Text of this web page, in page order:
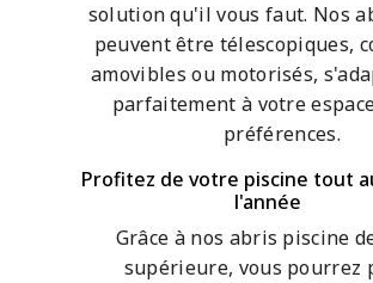
solution qu'il vous faut. Nos
peuvent être télescopiques,
amovibles ou motorisés,
parfaitement à votre
préférences.
Profitez de votre piscine tout
l'année
Grâce à nos abris piscine
supérieure, vous pourrez